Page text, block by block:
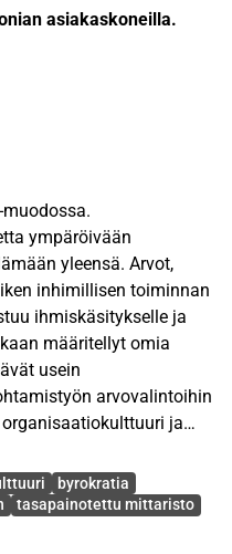
asiakaskoneilla.
ympäröivään
yleensä. Arvot,
inhimillisen toiminnan
ihmiskäsitykselle ja
määritellyt omia
usein
arvovalintoihin
ja
oli analysoida arvon
byrokratia
tasapainotettu mittaristo